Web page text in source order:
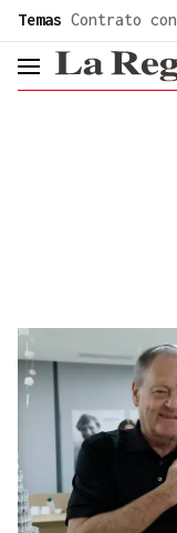
Temas Contrato
header.menu.open